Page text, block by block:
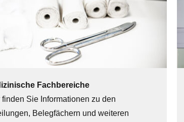
Fachbereiche
finden Sie Informationen zu den
Belegfächern und weiteren